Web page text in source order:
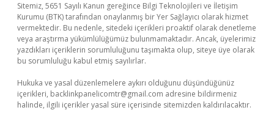
Sitemiz, 5651 Sayılı Kanun gereğince Bilgi Teknolojileri ve İletişim
Kurumu (BTK) tarafından onaylanmış bir Yer Sağlayıcı olarak hizmet
vermektedir. Bu nedenle, sitedeki içerikleri proaktif olarak denetleme
veya araştırma yükümlülüğümüz bulunmamaktadır. Ancak, üyelerimiz
yazdıkları içeriklerin sorumluluğunu taşımakta olup, siteye üye olarak
bu sorumluluğu kabul etmiş sayılırlar.
Hukuka ve yasal düzenlemelere aykırı olduğunu düşündüğünüz
içerikleri, backlinkpanelicomtr@gmail.com adresine bildirmeniz
halinde, ilgili içerikler yasal süre içerisinde sitemizden kaldırılacaktır.